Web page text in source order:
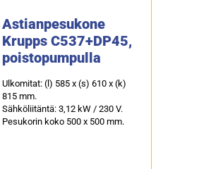
Astianpesukone
Krupps C537+DP45,
poistopumpulla
Ulkomitat: (l) 585 x (s) 610 x (k)
815 mm.
Sähköliitäntä: 3,12 kW / 230 V.
Pesukorin koko 500 x 500 mm.